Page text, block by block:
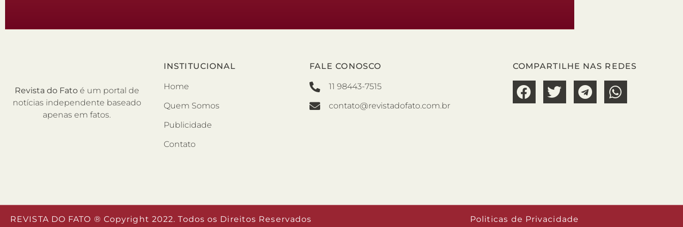
Revista do Fato é um portal de
notícias independente baseado
apenas em fatos.
INSTITUCIONAL
Home
Quem Somos
Publicidade
Contato
FALE CONOSCO
11 98443-7515
contato@revistadofato.com.br
COMPARTILHE NAS REDES
REVISTA DO FATO ® Copyright 2022. Todos os Direitos Reservados Politicas de Privacidade